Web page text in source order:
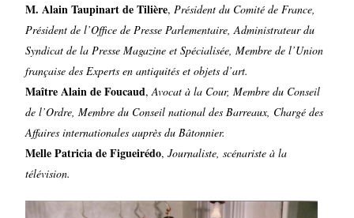
M. Alain Taupinart de Tilière, Président du Comité de France,
Président de l’Office de Presse Parlementaire, Administrateur du
Syndicat de la Presse Magazine et Spécialisée, Membre de l’Union
française des Experts en antiquités et objets d’art.
Maître Alain de Foucaud,Avocat à la Cour, Membre du Conseil
de l’Ordre, Membre du Conseil national des Barreaux, Chargé des
Affaires internationales auprès du Bâtonnier.
Melle Patricia de Figueirédo, Journaliste, scénariste à la
télévision.